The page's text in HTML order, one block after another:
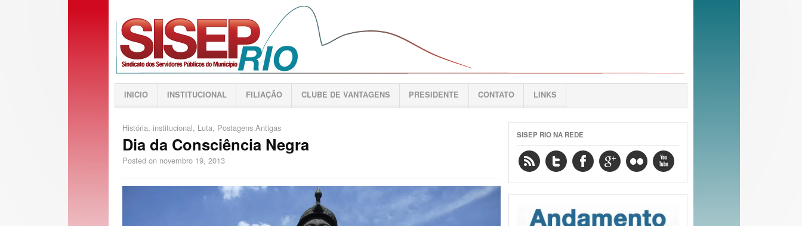
INICIO INSTITUCIONAL FILIAÇÃO CLUBE DE VANTAGENS PRESIDENTE CONTATO LINKS
História, institucional, Luta, Postagens Antigas
Dia da Consciência Negra
Posted on novembro 19, 2013
SISEP RIO NA REDE